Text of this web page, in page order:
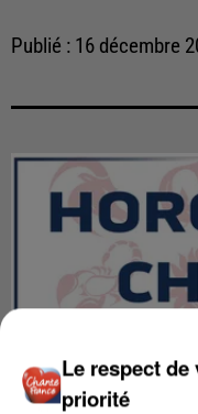
Publié : 16 décembre
Le respect
priorité